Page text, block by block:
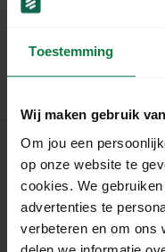
Toestemming
Wij maken gebruik
Om jou een
op onze website te
cookies. We
advertenties te
verbeteren en om ons
Interviews
GrooveyDesign
MyParcel
Home
Shipping rates